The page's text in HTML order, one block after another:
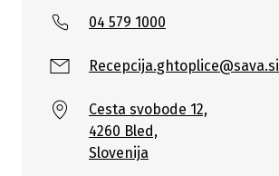
04 579 1000
Recepcija.ghtoplice@sava.si
Cesta svobode 12,
4260 Bled,
Slovenija